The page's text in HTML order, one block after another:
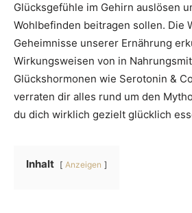
Glücksgefühle im Gehirn auslösen
Wohlbefinden beitragen sollen. Die
Geheimnisse unserer Ernährung
Wirkungsweisen von in
Glückshormonen wie Serotonin &
verraten dir alles rund um den
du dich wirklich gezielt glücklich
Inhalt Anzeigen